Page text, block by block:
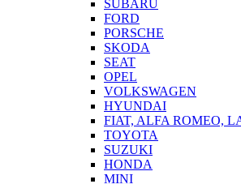
SUBARU
FORD
PORSCHE
SKODA
SEAT
OPEL
VOLKSWAGEN
HYUNDAI
FIAT, ALFA ROMEO,
TOYOTA
SUZUKI
HONDA
MINI